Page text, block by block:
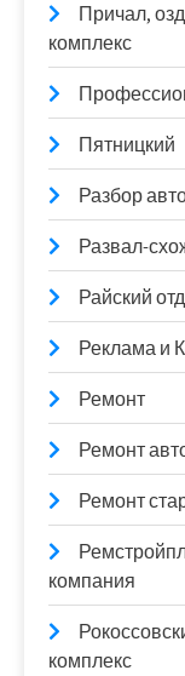
Причал,
комплекс
Пятницкий
Разбор
Развал-
Райский
Реклама и
Ремонт
Ремонт
Ремонт
компания
комплекс